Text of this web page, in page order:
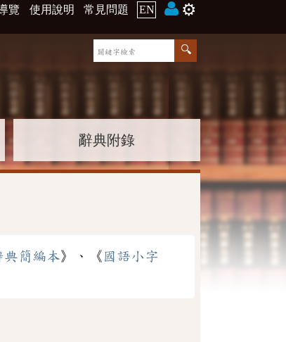
覽 使用說明 常見問題 EN ⚙️
辭典附錄
典簡編本》、《 國語小字